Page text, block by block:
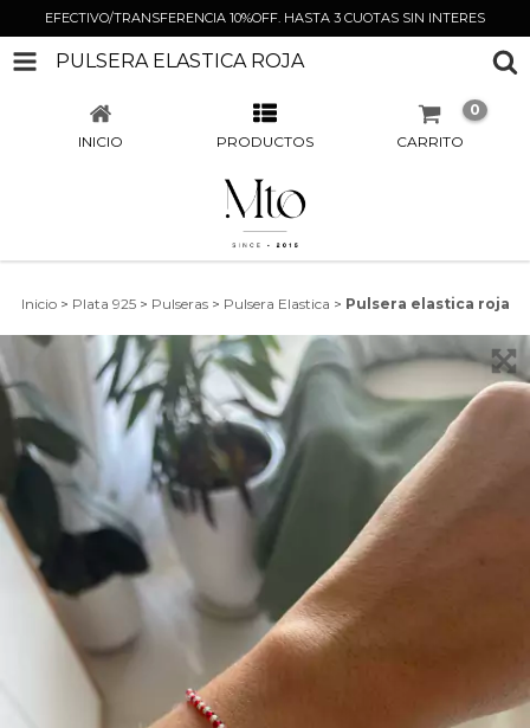
EFECTIVO/TRANSFERENCIA 10%OFF. HASTA 3 CUOTAS SIN INTERES
PULSERA ELASTICA ROJA
INICIO PRODUCTOS CARRITO
0
Inicio > Plata 925 > Pulseras > Pulsera Elastica > Pulsera elastica roja